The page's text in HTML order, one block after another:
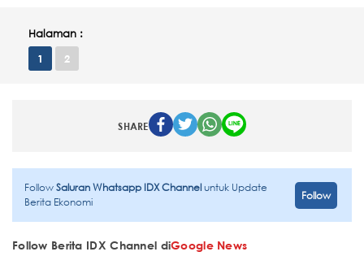
Halaman :
1 2
SHARE
FollowSaluran Whatsapp IDX Channeluntuk Update
Berita Ekonomi
Follow
Follow Berita IDX Channel diGoogle News